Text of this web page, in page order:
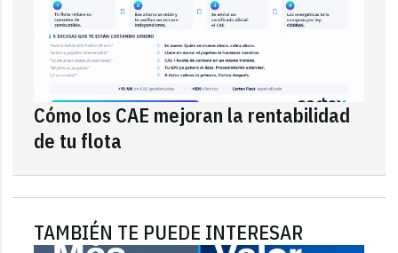
Cómo los CAE mejoran la rentabilidad
de tu flota
TAMBIÉN TE PUEDE INTERESAR